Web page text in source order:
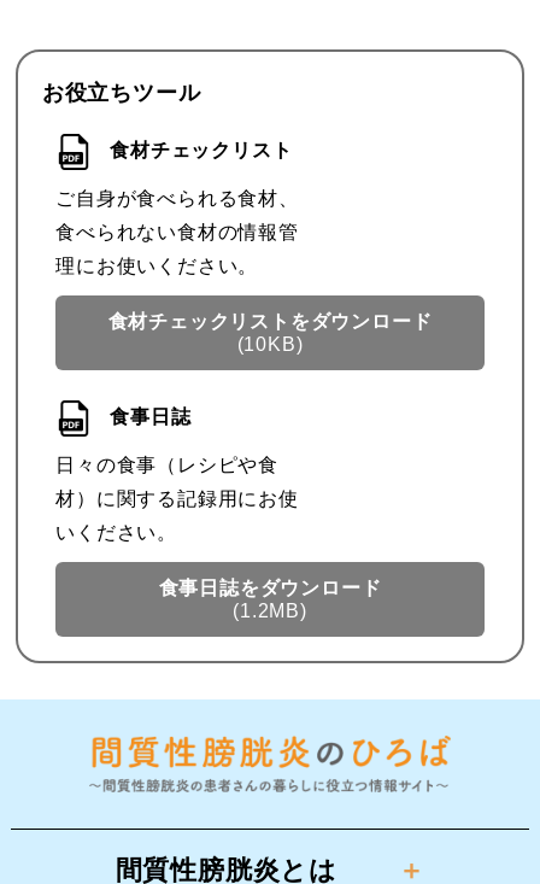
お役立ちツール
食材チェックリスト
ご自身が食べられる食材、
食べられない食材の情報管
理にお使いください。
食材チェックリストを ダウンロード
(10KB)
食事日誌
日々の食事（レシピや食
材）に関する記録用にお使
いください。
食事日誌を ダウンロード
(1.2MB)
間質性膀胱炎とは